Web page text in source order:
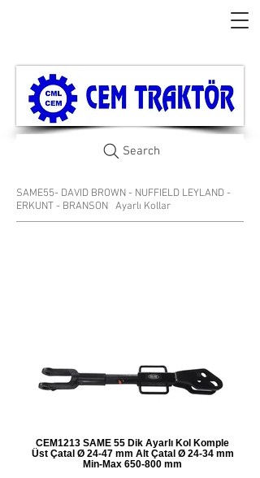
Search
SAME55- DAVID BROWN - NUFFIELD LEYLAND -
ERKUNT - BRANSON Ayarlı Kollar
CEM1213 SAME 55 Dik Ayarlı Kol Komple
Üst Çatal Ø 24-47 mm Alt Çatal Ø 24-34 mm
Min-Max 650-800 mm